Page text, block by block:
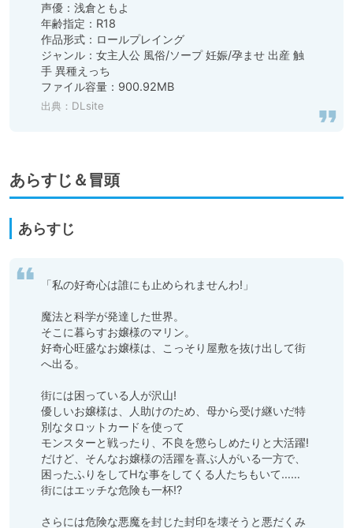
声優：浅倉ともよ
年齢指定：R18
作品形式：ロールプレイング
ジャンル：女主人公 風俗/ソープ 妊娠/孕ませ 出産 触
手 異種えっち
ファイル容量：900.92MB
出典： DLsite
あらすじ＆冒頭
あらすじ
「私の好奇心は誰にも止められませんわ!」
魔法と科学が発達した世界。
そこに暮らすお嬢様のマリン。
好奇心旺盛なお嬢様は、こっそり屋敷を抜け出して街
へ出る。
街には困っている人が沢山!
優しいお嬢様は、人助けのため、母から受け継いだ特
別なタロットカードを使って
モンスターと戦ったり、不良を懲らしめたりと大活躍!
だけど、そんなお嬢様の活躍を喜ぶ人がいる一方で、
困ったふりをしてHな事をしてくる人たちもいて……
街にはエッチな危険も一杯!?
さらには危険な悪魔を封じた封印を壊そうと悪だくみ